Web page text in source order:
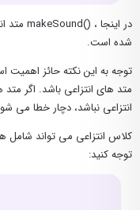
در اینجا ، ()makeSound متد انتزاعی است. بدنه ی ()makeSound با
شده است.
توجه به این نکته حائز
متد های انتزاعی باشد. اگر
انتزاعی نباشد، دچار خطا می
کلاس انتزاعی می تواند شامل
توجه کنید: